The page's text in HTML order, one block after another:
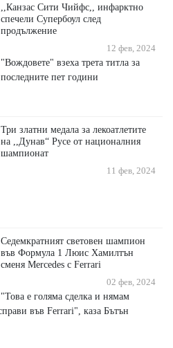
,,Канзас Сити Чийфс,, инфарктно
спечели Супербоул след
продължение
12 фев, 2024
"Вождовете" взеха трета титла за
последните пет години
Три златни медала за лекоатлетите
на ,,Дунав“ Русе от националния
шампионат
11 фев, 2024
Седемкратният световен шампион
във Формула 1 Люис Хамилтън
сменя Mercedes с Ferrari
02 фев, 2024
"Това е голяма сделка и нямам
във Ferrari", каза Бътън